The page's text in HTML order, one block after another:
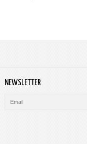
NEWSLETTER